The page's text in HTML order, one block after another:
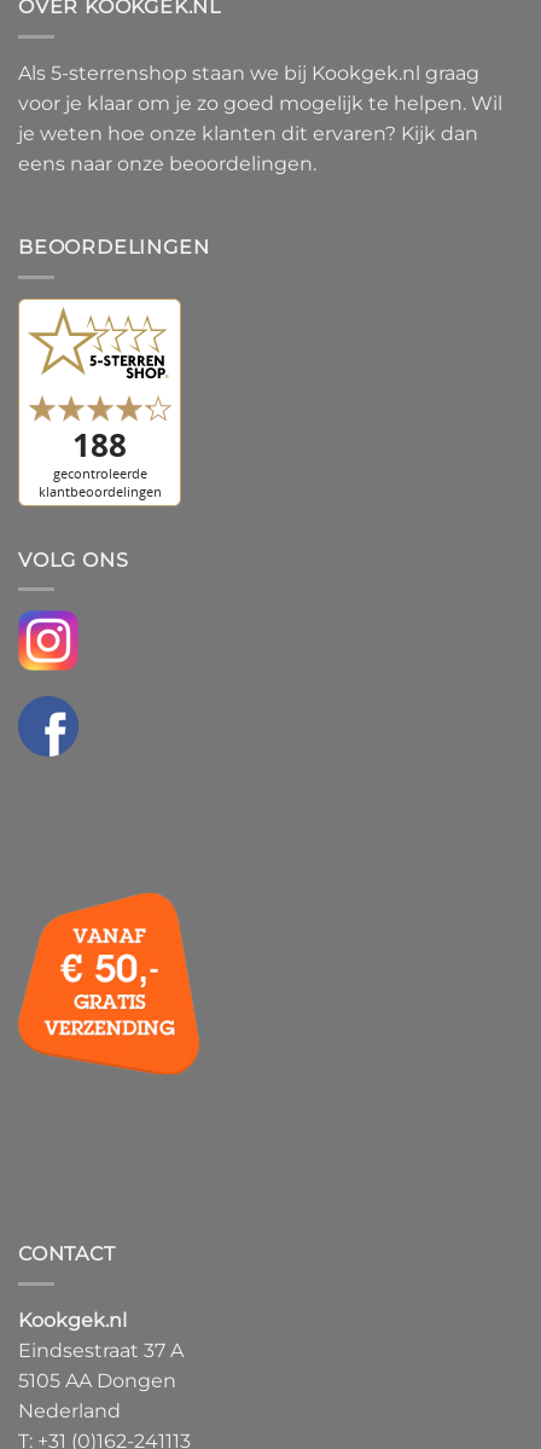
OVER KOOKGEK.NL
Als 5-sterrenshop staan we bij Kookgek.nl graag
voor je klaar om je zo goed mogelijk te helpen. Wil
je weten hoe onze klanten dit ervaren? Kijk dan
eens naar onze beoordelingen.
BEOORDELINGEN
VOLG ONS
CONTACT
Kookgek.nl
Eindsestraat 37 A
5105 AA Dongen
Nederland
T: +31 (0)162-241113